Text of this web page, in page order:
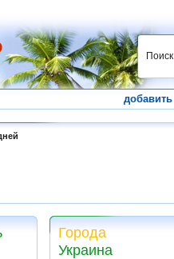
Поиск
добавить
Города
Украина